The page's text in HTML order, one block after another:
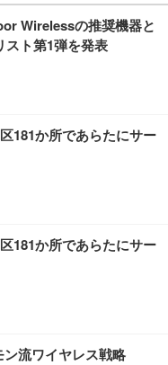
スクチェア 疲れない テレ
レスト 30度ロッキング機
ト 90度跳ね上げ式アーム
ガー付き 高反発クッシ
シュ ゲーミング/勉強/事
スクチェア 疲れない テレ
レスト 30度ロッキング機
90度跳ね上げ式アーム
ガー付き 高反発クッシ
シュ ゲーミング/勉強/事
ポート付き 腰サポート ガ
キャスター付き コンパク
96cm テレワーク 在宅
モニター DualSense 充電
27インチ 液晶モニタ
VA 非光沢 HDMI/DisplayP
さ調整 スイベル VESA対
け
24” Essential ゲーミン
1ms FHD 量子ドット 残
| 日本メーカー)
ムツ L 中型犬用 26枚入
シック) 【Amazon.co.jp
スオーヤマ ペットシーツ
入 (x 1) (ケース販売)
ーツ 超厚型 お徳用 レギ
限定】
Wirelessの推奨機器と
スト第1弾を発表
181か所であらたにサー
181か所であらたにサー
流ワイヤレス戦略